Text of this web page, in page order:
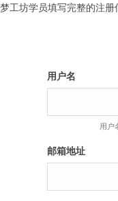
工坊学员填写完整的注册
用户名
用户
邮箱地址